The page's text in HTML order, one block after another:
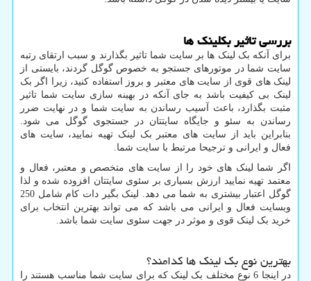
بررسی تاثیر بکلینک ها
برای آنکه بک لینک ها بر سایت شما تاثیر بگذارند و سبب ارتقای رتبه
سایت شما در موتورهای جستجو به خصوص گوگل گردند، بایستی از
لینک های قوی از سایت های معتبر و بروز استفاده کنید، زیرا اگر بک
لینک بی کیفیت باشد به جای آنکه در بهینه سازی سایت شما تاثیر
مثبت بگذارد، باعث آسیب رساندن به سایت شما و در نهایت ضرر
رساندن به سئو و جایگاه سایتتان در جستجوی گوگل می شود.
بنابراین باید از سایت های معتبر بک لینک تهیه نمایید، سایت های
فعال و ایرانی و ترجیحا مرتبط با سایت شما.
اگر شما لینک های خود را از سایت های متخصص و معتبر، فعال و
معتمد تهیه نمایید ارزش بسیاری بر سئوی سایتتان افزوده شده و لذا
گوگل اعتبار بیشتری به شما می دهد. لینک بگیر دات کام شامل 250
وبسایت فعال و ایرانی می باشد که می تواند بهترین انتخاب برای
خرید بک لینک قوی و موثر در جهت سئوی سایت شما باشد.
بهترین نوع بک لینک ها کدامند؟
در اینجا 6 نوع مختلف بک لینک که برای سایت شما مناسب هستند را